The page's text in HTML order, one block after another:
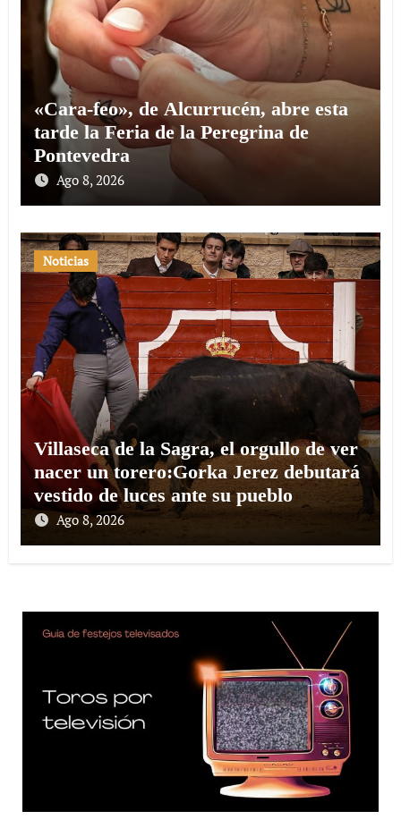
«Cara-feo», de Alcurrucén, abre esta
tarde la Feria de la Peregrina de
Pontevedra
Ago 8, 2026
Noticias
Villaseca de la Sagra, el orgullo de ver
nacer un torero:Gorka Jerez debutará
vestido de luces ante su pueblo
Ago 8, 2026